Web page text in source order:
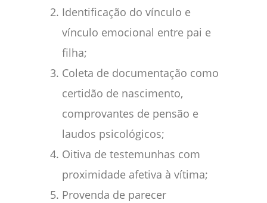
Identificação do vínculo e
vínculo emocional entre pai e
filha;
Coleta de documentação como
certidão de nascimento,
comprovantes de pensão e
laudos psicológicos;
Oitiva de testemunhas com
proximidade afetiva à vítima;
Provenda de parecer